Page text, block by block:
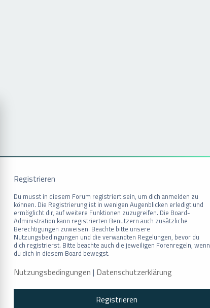
Registrieren
Du musst in diesem Forum registriert sein, um dich anmelden zu
können. Die Registrierung ist in wenigen Augenblicken erledigt und
ermöglicht dir, auf weitere Funktionen zuzugreifen. Die Board-
Administration kann registrierten Benutzern auch zusätzliche
Berechtigungen zuweisen. Beachte bitte unsere
Nutzungsbedingungen und die verwandten Regelungen, bevor du
dich registrierst. Bitte beachte auch die jeweiligen Forenregeln, wenn
du dich in diesem Board bewegst.
Nutzungsbedingungen | Datenschutzerklärung
Registrieren